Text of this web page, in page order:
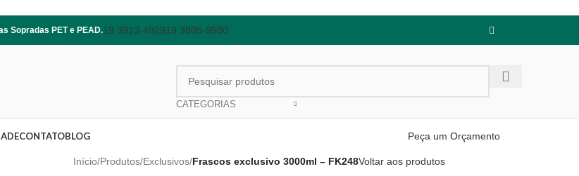
Sopradas PET e PEAD.19 3913-492919 3805-9500
CATEGORIAS
CONTATOBLOG Peça um Orçamento
Início/Produtos/Exclusivos/Frascos exclusivo 3000ml – FK248Voltar aos produtos